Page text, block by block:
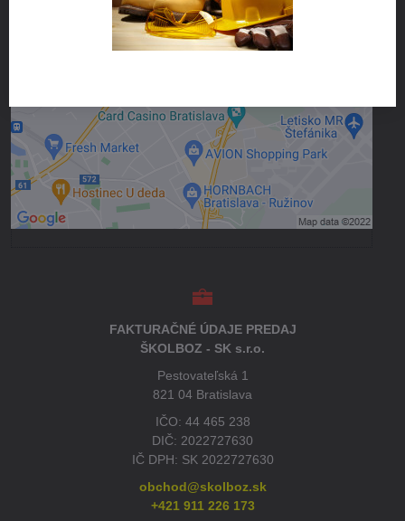
Externý obsah je blokovaný Voľbami
súkromia
Povoliť tentokrát
Povoliť a zapamätať - súhlas s druhom
cookie: Funkčné
Otvoriť obsah v novom okne
FAKTURAČNÉ ÚDAJE PREDAJ
ŠKOLBOZ - SK s.r.o.
Pestovateľská 1
821 04 Bratislava
IČO: 44 465 238
DIČ: 2022727630
IČ DPH: SK 2022727630
obchod@skolboz.sk
+421 911 226 173